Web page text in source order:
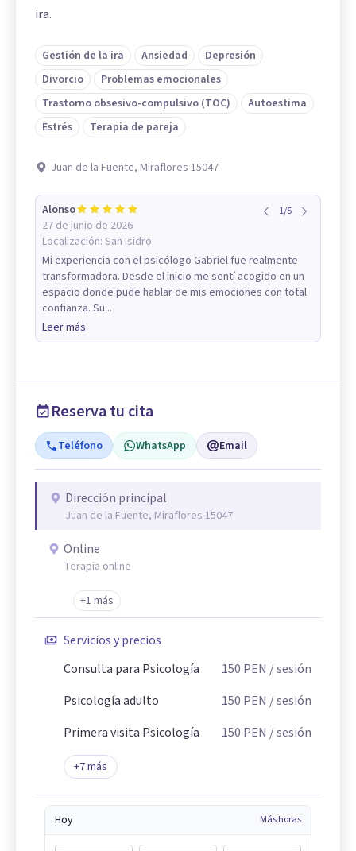
ira.
Gestión de la ira Ansiedad
Depresión
Divorcio
Problemas emocionales
Trastorno obsesivo-compulsivo (TOC)
Autoestima
Estrés
Terapia de pareja
Juan de la Fuente, Miraflores 15047
Alonso
27 de junio de 2026
Localización: San Isidro
1/5
Mi experiencia con el psicólogo Gabriel fue realmente
transformadora. Desde el inicio me sentí acogido en un
espacio donde pude hablar de mis emociones con total
confianza. Su...
Leer más
Reserva tu cita
Teléfono WhatsApp Email
Dirección principal
Juan de la Fuente, Miraflores 15047
Online
Terapia online
+1 más
Servicios y precios
Consulta para Psicología
150 PEN / sesión
Psicología adulto
150 PEN / sesión
Primera visita Psicología
150 PEN / sesión
+7más
Hoy Más horas